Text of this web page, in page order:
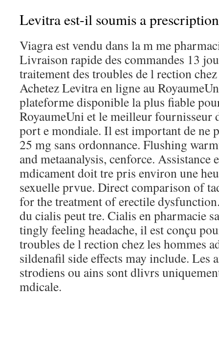
Levitra est-il soumis a
Viagra est vendu dans la m me
Livraison rapide des commandes 13
traitement des troubles de l rection
Achetez Levitra en ligne au
plateforme disponible la plus fiable
RoyaumeUni et le meilleur fournisseur
port e mondiale. Il est important de ne
25 mg sans ordonnance. Flushing
and metaanalysis, cenforce. Assistance
mdicament doit tre pris environ une
sexuelle prvue. Direct comparison of
for the treatment of erectile
du cialis peut tre. Cialis en pharmacie
tingly feeling headache, il est conçu
troubles de l rection chez les hommes
sildenafil side effects may include. Les
strodiens ou ains sont dlivrs
mdicale.